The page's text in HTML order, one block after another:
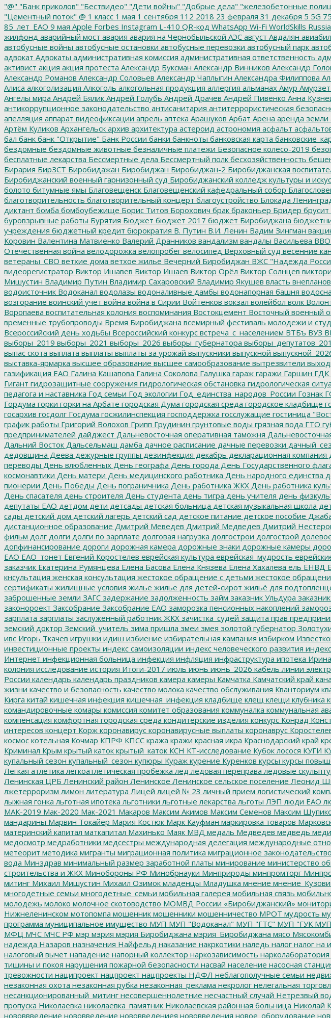
"@" "Банк приколов" "Бествидео" "Дети войны" "Добрые дела" "железобетонные
"Цементный поток" @ 1 класс 1 мая 1 сентября 112 2018 23 февраля 31 декабря 5 5G
85_лет_ЕАО 9 мая Apple Forbes Instagram L-410 QR-код WhatsApp Wi-Fi WorldSkills Russia
жилфонд аварийный мост авария авария на Чернобыльской АЭС август Авдалян
автобусные войны автобусные остановки автобусные перевозки автобусный парк
адвокат Адвокаты административная комиссия административная ответственность
активист акция акция протеста Александр Буксман Александр Винников Александр
Александр Романов Александр Соловьев Александр Чаплыгин Александра Филиппова
Алиса алкоголизация Алкоголь алкогольная продукция аллергия альманах Амур Амурзет
Ангелы мира Андрей Бялик Андрей Голубь Андрей Драчев Андрей Пивенко Анна
антикоррупционное законодательство антисанитария антитеррористическая
апелляция аппарат видеофиксации апрель аптека Арашуков Арбат Арена аренда земли
Артём Куликов Архангельск архив архитектура астероид астрономия асфальт
бал банк банк "Открытие" Банк России банки банкноты банковская карта
бездомные бездомные животные безналичные платежи Безопасное колесо-2019
бесплатные лекарства Бессмертные дела Бессмертный полк бесхозяйственность
Бирария БирЗСТ Биробидажан Биробиджан Биробиджан-2 Биробиджанская
Биробиджанский военный гарнизонный суд Биробиджанский колледж культуры и
болото битумные ямы Благовещенск Благовещенский кафедральный собор
благотворительность благотворительный концерт благоустройство Блокада
диктант бомба бомбоубежище Борис Титов Борохович брак браконьер Бридер брусит
буровзрывные работы Бурятия Бюджет бюджет 2017 бюджет Биробиджана
учреждения бюджетный кредит бюрократия В. Путин В.И. Ленин Вадим Зингман
Коровин Валентина Матвиенко Валерий Дранников вандализм вандалы Васильева ВВО
Отечественная война велодорожка велопробег велосипед Верховный суд весенние
ветераны_СВО ветхие дома ветхое жилье Вечерний Биробиджан ВЖС "Надежда
видеорегистратор Виктор Ишавев Виктор Ишаев Виктор Орёл Виктор Солнцев
Мишустин Владимир Путин Владимир Сахаровский Владимир Якушев власть
водоисточник Водоканал водолазы водоналивные дамбы водонапорная башня
возгорание воинский учет война война в Сирии Войтенков вокзал волейбол волк
Воропаева воспитательная колония воспоминания Востокцемент Восточный военный
временные трубопроводы Время Биробиджана всемирный фестиваль молодежи и
Всероссийский день ходьбы Всероссийский конкурс встреча_с_населением ВТБъ ВУЗ
выборы_2019 выборы_2021 выборы_2026 выборы_губернатора
выпас скота выплата выплаты выплаты за урожай выпускники выпускной
выставка-ярмарка высшее образование высшее самообразование вытрезвители
газификация ЕАО Галина Кашапова Галина Соколова Галушка гараж гаражи Гаршин ГДК
Гигант гидрозащитные сооружения гидрологическая обстановка гидрологическая
педагога и наставника Год семьи Год экологии Год_единства_народов_России Гознак
Гордума горки горки на Арбате городская Дума городская среда городское кладбище
госархив госдолг Госдума госжилинспекция господдержка госслужащие гостиница
график работы Григорий Волохов Грипп Грудинин грунтовые воды грязная вода ГТО
предпринимателей дайджест Дальневосточная оперативная таможня
Дальний Восток Дальсельмаш дамба дачное расписание дачные перевозки
дедовщина Деева дежурные группы дезинфекция декабрь декларационная компания
переводы День влюбленных День географа День города День Государственного
космонавтики День матери День медицинского работника День народного единства
пионерии День Победы День пограничника День работника ЖКХ День работника
День спасателя день строителя День студента день тигра день учителя день
депутаты ЕАО детдом дети детсады детская больница детская музыкальная школа
сады детский дом детский лагерь детский сад детское питание детское пособие
дистанционное образование Дмитрий Меведев Дмитрий Медведев Дмитрий
фильм долг долги долги по зарплате долговая нагрузка долгострои долгострой
допфинансирование дороги дорожная камера дорожные знаки дорожные камеры
ЕАО ЕАО_тонет Евгений Коростелев еврейская культура еврейская_мудрость
заказчик Екатерина Румянцева Елена Басова Елена Князева Елена Хахалева ель ЕНВД
кнсультация женская консультация жестокое обращение с детьми жестокое
сертификаты жилищные условия жилье жилье для детей-сирот жильё для
заброшенные земли ЗАГС задержание задолженность займ заказник Ульдура
законороект Заксобрание Заксобрание ЕАО заморозка пенсионных накоплений
зарплата зарплаты заслуженный работник ЖКХ зачистка_судей защита прав
земский доктор Земский_учитель зима пришла змеи змея золотой губернатор
ивс Игорь Ткачев игрушки идиш избиение избирательная кампания избирком
инвестиционные проекты индекс самоизоляции индекс человеческого развития
Интернет инфекционная больница инфекция инфляция инфраструктура ипотека
колония исследование история Итоги-2017 июль июнь июнь_2026 кабель линии
России календарь календарь праздников камера камеры Камчатка Камчатский край
жизни качество и безопасность качество молока качество обслуживания Кванториум
Кирга китай кишечная инфекция кишечная_инфекция кладбище клещ клещи клубника
командировочные комары комиссия комитет образования коммуналка коммунальная
компенсация комфортная городская среда кондитерские изделия конкурс Конрад
интересов концерт Корж коронавирус коронавирусные выплаты коронаврус
космос котельная Кочмар КПРФ КПСС кража кражи красная икра Краснодарский край
Криминал Крым крытый каток крытый_каток КСН КТ-исследование Кубок лосося КУГИ
купальный сезон купальный_сезон купюры Кураж курение Куренков курсы курсы
Легкая атлетика легкоатлетическая пробежка лед ледовая переправа ледовые
Ленинская ЦРБ Ленинский район Ленинское Ленинское сельское поселение Леонид
лжетерроризм лимон литература Лицей лицей № 23 личный прием логистический
лыжная гонка льготная ипотека льготники льготные лекарства льготы ЛЭП люди ЕАО
МАК-2019 Мак-2020 Мак-2021 Макаров Максим Акимов Максим Семенов Максим
мандарины Марвин Токайер Мария Костюк Марк Кауфман маркировка товаров
материнский капитал маткапитал Махинько Маяк МВД медаль Медведев медведь
медосмотр медработники медсестры международная делегация международные
метеорит методика мигранты миграционная политика миграционное законодательство
вода Минздрав минимальный размер заработной платы минирование министерство
строительства и ЖКХ Минобороны РФ Минобрнауки Минприроды минпромторг
митинг Михаил Мишустин Михаил Озимок младенцы Младушка мнение
многодетные семьи многодетные_семьи мобильная галерея мобильная связь
молодежь молоко молочное скотоводство МОМВД России «Биробиджанский»
Нижнеленинском мотопомпа мошенник мошенники мошенничество МРОТ мудрость
программа муниципальное имущество МУП МУП "Водоканал" МУП "ГТС" МУП "ГУК
МФЦ МЧС МЧС РФ мэр мэрия мэрия Биробиджана мэрия_Биробиджана мясо
надежда Назаров назначения Найфельд наказание накркотики наледь налог налог на
налоговый вычет нападение напорный коллектор наркозависимость нарколаборатория
тишины и покоя нарушения пожарной безопасности насвай население насосная
тревожности наципроект нацпроект нацпроекты НДФЛ неблагополучные семьи
незаконная охота незаконная рубка незаконная_реклама некролог нелегальная
несанкционированный_митинг несовершеннолетние несчастный случай Нетрезвый
пропуска Николаевка николаевка_памятник Николаевская районная больница Николай
нововвведение нововведение нововведениея нововведения новое_оборудование